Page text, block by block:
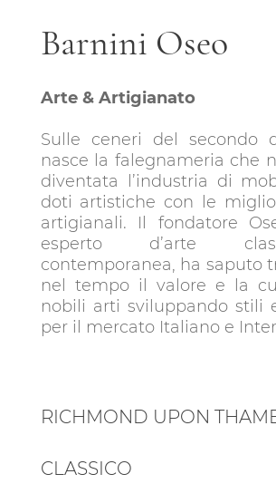
Barnini Oseo
Arte & Artigianato
Sulle ceneri del secondo
nasce la falegnameria che
diventata l’industria di
doti artistiche con le
artigianali. Il fondatore
esperto d’arte
contemporanea, ha saputo
nel tempo il valore e la
nobili arti sviluppando stili
per il mercato Italiano e
RICHMOND UPON
CLASSICO